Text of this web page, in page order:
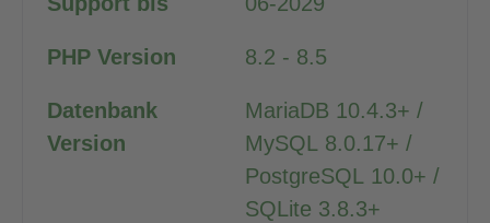
8.2 - 8.5
MariaDB 10.4.3+ /
MySQL 8.0.17+ /
PostgreSQL 10.0+ /
SQLite 3.8.3+